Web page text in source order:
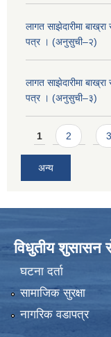
लागत साझेदारीमा
पत्र । (अनुसुची–२)
लागत साझेदारीमा
पत्र । (अनुसुची–३)
Pages
1 2 3
अन्य
विधुतीय शुसासन
घटना दर्ता
सामाजिक सुरक्षा
नागरिक वडापत्र